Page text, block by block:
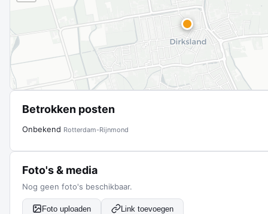
Betrokken posten
Onbekend Rotterdam-Rijnmond
Foto's & media
Nog geen foto's beschikbaar.
Foto uploaden Link toevoegen